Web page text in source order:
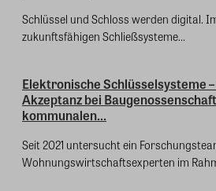
Schlüssel und Schloss werden digital.
zukunftsfähigen Schließsysteme...
Elektronische Schlüsselsysteme
Akzeptanz bei
kommunalen...
Seit 2021 untersucht ein
Wohnungswirtschaftsexperten im